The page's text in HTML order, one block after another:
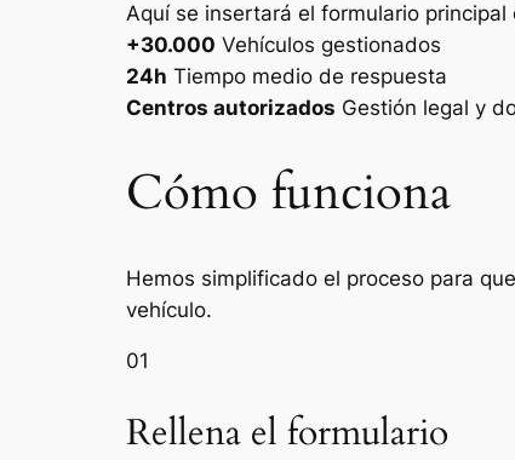
Aquí se insertará el formulario principal
+30.000 Vehículos gestionados
24h Tiempo medio de respuesta
Centros autorizados Gestión legal y
Cómo funciona
Hemos simplificado el proceso para
vehículo.
01
Rellena el formulario